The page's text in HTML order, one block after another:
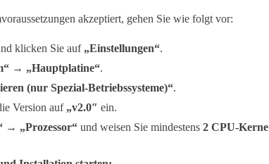
akzeptiert, gehen Sie wie folgt vor:
klicken Sie auf „Einstellungen“.
→ „Hauptplatine“.
(nur Spezial-Betriebssysteme)“.
Version auf „v2.0″ ein.
→ „Prozessor“ und weisen Sie mindestens 2 CPU-Kerne